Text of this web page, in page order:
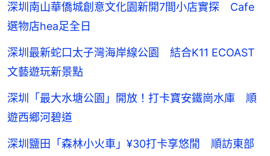
深圳南山華僑城創意文化園新開7間小店實探 Cafe
選物店hea足全日
深圳最新蛇口太子灣海岸線公園 結合K11 ECOAST
文藝遊玩新景點
深圳「最大水塘公園」開放！打卡寶安鐵崗水庫 順
遊西鄉河碧道
深圳鹽田「森林小火車」¥30打卡享悠閒 順訪東部